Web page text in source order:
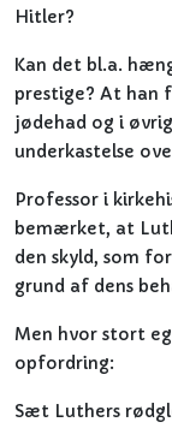
Hitler?
Kan det bl.a.
prestige? At
jødehad og i
underkastelse
Professor i
bemærket, at
den skyld, som
grund af dens
Men hvor stort
opfordring:
Sæt Luthers